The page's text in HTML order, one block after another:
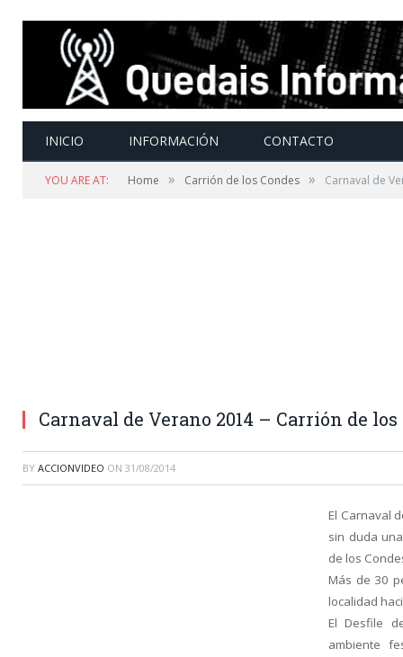
INICIO INFORMACIÓN CONTACTO
YOU ARE AT: Home » Carrión de los Condes » Carnaval de
Carnaval de Verano 2014 – Carrión de los
BY ACCIONVIDEO ON 31/08/2014
El Carnaval
sin duda
de los
Más de 30
localidad
El Desfile
ambiente